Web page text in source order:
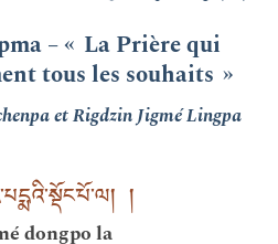
– « La Prière qui
tous les souhaits »
et Rigdzin Jigmé Lingpa
།
dongpo la